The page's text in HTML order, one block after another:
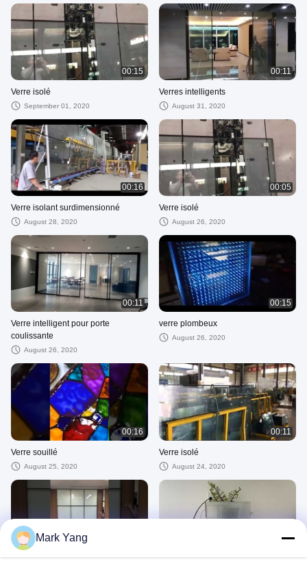
00:15
Verre isolé
September 01, 2020
00:11
Verres intelligents
August 31, 2020
00:16
Verre isolant surdimensionné
August 28, 2020
00:05
Verre isolé
August 26, 2020
00:11
Verre intelligent pour porte
coulissante
August 26, 2020
00:15
verre plombeux
August 26, 2020
00:16
Verre souillé
August 25, 2020
00:11
Verre isolé
August 24, 2020
Mark Yang